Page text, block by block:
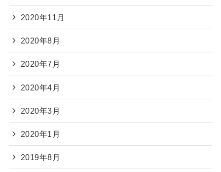
2020年11月
2020年8月
2020年7月
2020年4月
2020年3月
2020年1月
2019年8月